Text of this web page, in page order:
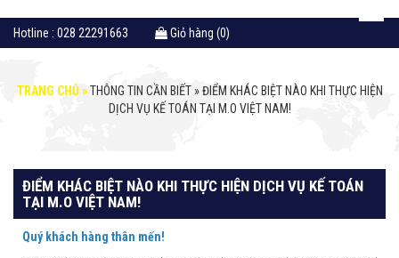
Hotline : 028 22291663 Giỏ hàng (0)
TRANG CHỦ » THÔNG TIN CẦN BIẾT » ĐIỂM KHÁC BIỆT NÀO KHI THỰC HIỆN
DỊCH VỤ KẾ TOÁN TẠI M.O VIỆT NAM!
ĐIỂM KHÁC BIỆT NÀO KHI THỰC HIỆN DỊCH VỤ KẾ TOÁN
TẠI M.O VIỆT NAM!
Quý khách hàng thân mến!